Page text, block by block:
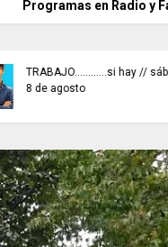
Programas en Radio y
//